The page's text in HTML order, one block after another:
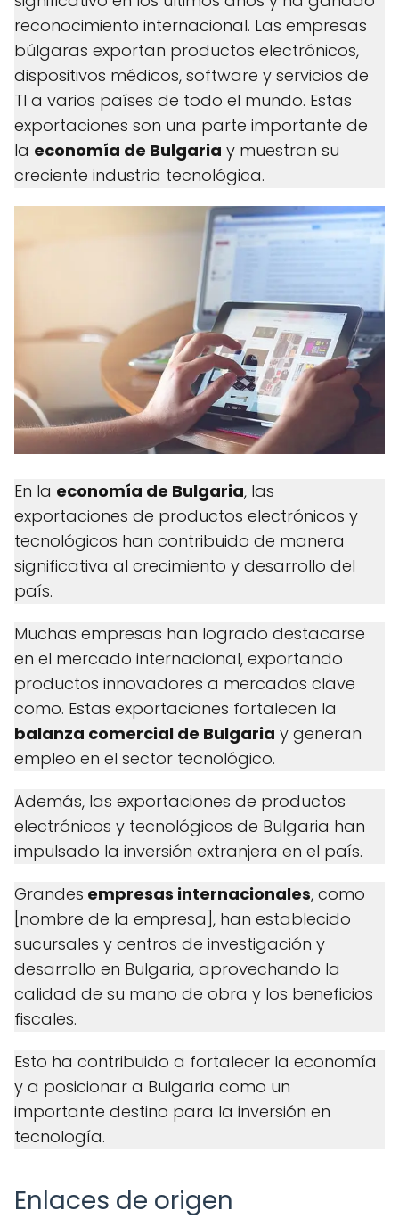
reconocimiento internacional. Las empresas
búlgaras exportan productos electrónicos,
dispositivos médicos, software y servicios de
TI a varios países de todo el mundo. Estas
exportaciones son una parte importante de
la economía de Bulgaria y muestran su
creciente industria tecnológica.
En la economía de Bulgaria, las
exportaciones de productos electrónicos y
tecnológicos han contribuido de manera
significativa al crecimiento y desarrollo del
país.
Muchas empresas han logrado destacarse
en el mercado internacional, exportando
productos innovadores a mercados clave
como. Estas exportaciones fortalecen la
balanza comercial de Bulgaria y generan
empleo en el sector tecnológico.
Además, las exportaciones de productos
electrónicos y tecnológicos de Bulgaria han
impulsado la inversión extranjera en el país.
Grandes empresas internacionales, como
[nombre de la empresa], han establecido
sucursales y centros de investigación y
desarrollo en Bulgaria, aprovechando la
calidad de su mano de obra y los beneficios
fiscales.
Esto ha contribuido a fortalecer la economía
y a posicionar a Bulgaria como un
importante destino para la inversión en
tecnología.
Enlaces de origen